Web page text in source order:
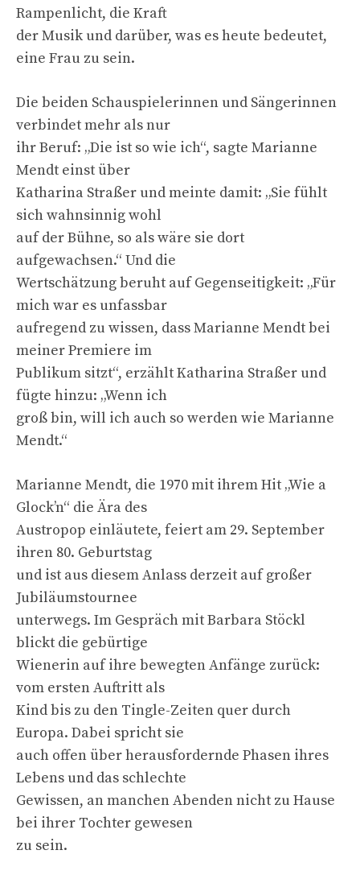
Rampenlicht, die Kraft
der Musik und darüber, was es heute bedeutet,
eine Frau zu sein.
Die beiden Schauspielerinnen und Sängerinnen
verbindet mehr als nur
ihr Beruf: „Die ist so wie ich“, sagte Marianne
Mendt einst über
Katharina Straßer und meinte damit: „Sie fühlt
sich wahnsinnig wohl
auf der Bühne, so als wäre sie dort
aufgewachsen.“ Und die
Wertschätzung beruht auf Gegenseitigkeit: „Für
mich war es unfassbar
aufregend zu wissen, dass Marianne Mendt bei
meiner Premiere im
Publikum sitzt“, erzählt Katharina Straßer und
fügte hinzu: „Wenn ich
groß bin, will ich auch so werden wie Marianne
Mendt.“
Marianne Mendt, die 1970 mit ihrem Hit „Wie a
Glock’n“ die Ära des
Austropop einläutete, feiert am 29. September
ihren 80. Geburtstag
und ist aus diesem Anlass derzeit auf großer
Jubiläumstournee
unterwegs. Im Gespräch mit Barbara Stöckl
blickt die gebürtige
Wienerin auf ihre bewegten Anfänge zurück:
vom ersten Auftritt als
Kind bis zu den Tingle-Zeiten quer durch
Europa. Dabei spricht sie
auch offen über herausfordernde Phasen ihres
Lebens und das schlechte
Gewissen, an manchen Abenden nicht zu Hause
bei ihrer Tochter gewesen
zu sein.